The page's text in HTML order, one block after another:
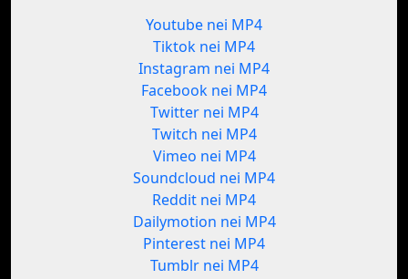
Youtube nei MP4
Tiktok nei MP4
Instagram nei MP4
Facebook nei MP4
Twitter nei MP4
Twitch nei MP4
Vimeo nei MP4
Soundcloud nei MP4
Reddit nei MP4
Dailymotion nei MP4
Pinterest nei MP4
Tumblr nei MP4